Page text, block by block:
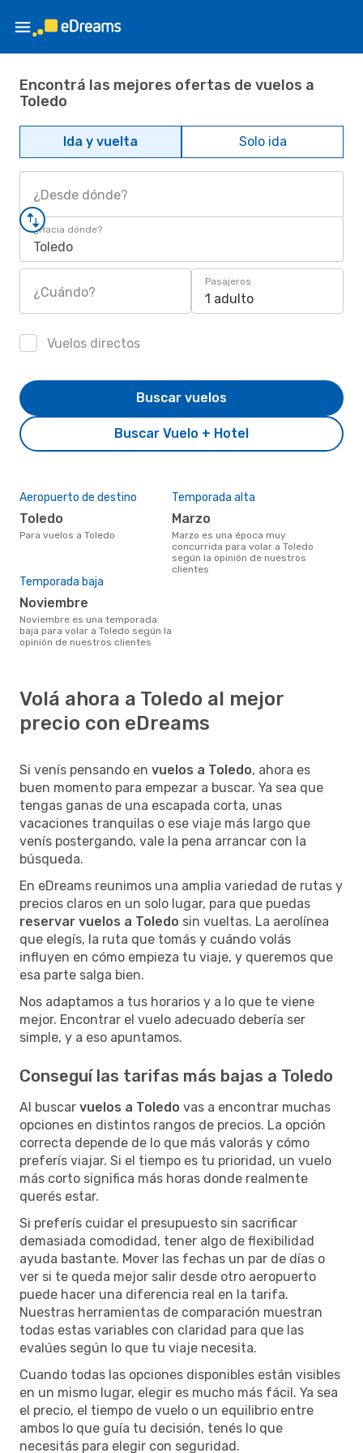
Encontrá las mejores ofertas de vuelos a
Toledo
Ida y vuelta Solo ida
¿Desde dónde?
¿Hacia dónde?
Toledo
¿Cuándo?
Pasajeros
1 adulto
Vuelos directos
Buscar Vuelo + Hotel
Buscar vuelos
Aeropuerto de destino
Toledo
Para vuelos a Toledo
Temporada alta
marzo
marzo es una época muy
concurrida para volar a Toledo
según la opinión de nuestros
clientes
Temporada baja
noviembre
noviembre es una temporada
baja para volar a Toledo según la
opinión de nuestros clientes
Volá ahora a Toledo al mejor
precio con eDreams
Si venís pensando en vuelos a Toledo, ahora es
buen momento para empezar a buscar. Ya sea que
tengas ganas de una escapada corta, unas
vacaciones tranquilas o ese viaje más largo que
venís postergando, vale la pena arrancar con la
búsqueda.
En eDreams reunimos una amplia variedad de rutas y
precios claros en un solo lugar, para que puedas
reservar vuelos a Toledo sin vueltas. La aerolínea
que elegís, la ruta que tomás y cuándo volás
influyen en cómo empieza tu viaje, y queremos que
esa parte salga bien.
Nos adaptamos a tus horarios y a lo que te viene
mejor. Encontrar el vuelo adecuado debería ser
simple, y a eso apuntamos.
Conseguí las tarifas más bajas a Toledo
Al buscar vuelos a Toledo vas a encontrar muchas
opciones en distintos rangos de precios. La opción
correcta depende de lo que más valorás y cómo
preferís viajar. Si el tiempo es tu prioridad, un vuelo
más corto significa más horas donde realmente
querés estar.
Si preferís cuidar el presupuesto sin sacrificar
demasiada comodidad, tener algo de flexibilidad
ayuda bastante. Mover las fechas un par de días o
ver si te queda mejor salir desde otro aeropuerto
puede hacer una diferencia real en la tarifa.
Nuestras herramientas de comparación muestran
todas estas variables con claridad para que las
evalúes según lo que tu viaje necesita.
Cuando todas las opciones disponibles están visibles
en un mismo lugar, elegir es mucho más fácil. Ya sea
el precio, el tiempo de vuelo o un equilibrio entre
ambos lo que guía tu decisión, tenés lo que
necesitás para elegir con seguridad.